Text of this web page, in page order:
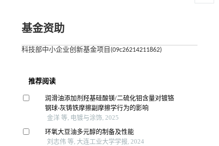
基金资助
科技部中小企业创新基金项目(09c26214211862)